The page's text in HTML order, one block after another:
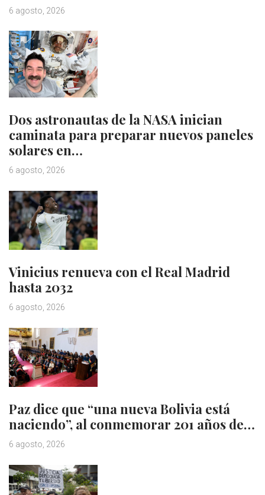
6 agosto, 2026
Dos astronautas de la NASA inician
caminata para preparar nuevos paneles
solares en…
6 agosto, 2026
Vinicius renueva con el Real Madrid
hasta 2032
6 agosto, 2026
Paz dice que “una nueva Bolivia está
naciendo”, al conmemorar 201 años de…
6 agosto, 2026